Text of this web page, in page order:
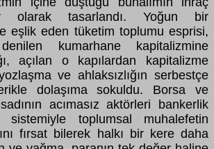
olarak tasarlandı. Yoğun bir
eşlik eden tüketim toplumu esprisi,
kumarhane kapitalizmine
açılan o kapılardan kapitalizme
ve ahlaksızlığın serbestçe
dolaşıma sokuldu. Borsa ve
acımasız aktörleri bankerlik
sistemiyle toplumsal muhalefetin
fırsat bilerek halkı bir kere daha